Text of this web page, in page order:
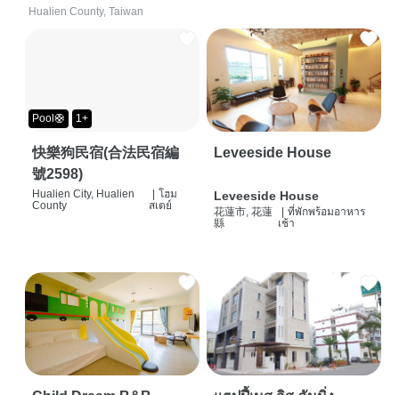
Hualien County, Taiwan
Pool🛟 1+
快樂狗民宿(合法民宿編
號2598)
Hualien City, Hualien
County
โฮม
สเตย์
Leveeside House
Leveeside House
花蓮市, 花蓮
縣
ที่พักพร้อมอาหาร
เช้า